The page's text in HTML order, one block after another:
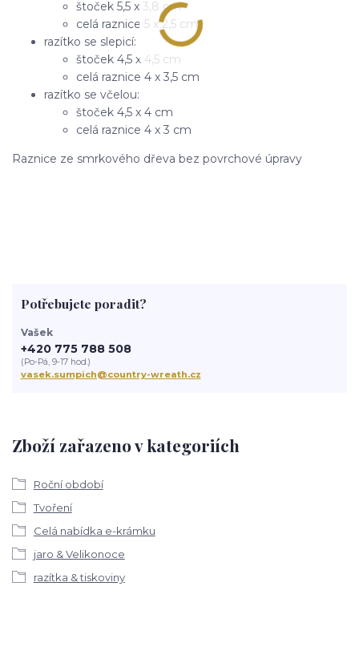
štoček 5,5 x 3,8 cm
celá raznice 5 x 2,5 cm
razítko se slepicí:
štoček 4,5 x 4,5 cm
celá raznice 4 x 3,5 cm
razítko se včelou:
štoček 4,5 x 4 cm
celá raznice 4 x 3 cm
Raznice ze smrkového dřeva bez povrchové úpravy
Zboží zařazeno v kategoriích
Roční období
Tvoření
Celá nabídka e-krámku
jaro & Velikonoce
razítka & tiskoviny
Potřebujete poradit?
Vašek
+420 775 788 508
(Po-Pá, 9-17 hod.)
vasek.sumpich@country-wreath.cz